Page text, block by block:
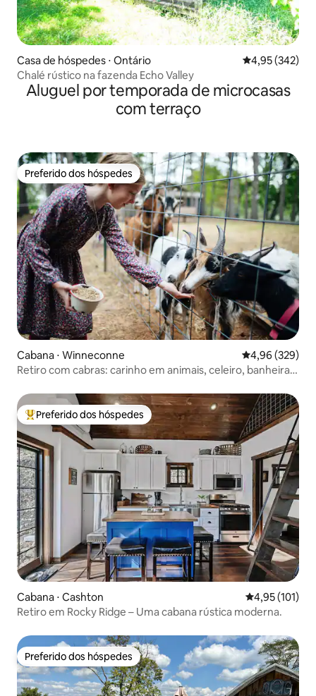
Casa de hóspedes ⋅ Ontário 4,95 de uma
4,95 (342)
Chalé rústico na fazenda Echo Valley
Aluguel por temporada de microcasas
com terraço
Preferido dos hóspedes
Preferido dos hóspedes
Cabana ⋅ Winneconne 4,96 de uma
4,96 (329)
Retiro com cabras: carinho em animais, celeiro, banheira
Entre os melhores preferidos dos hóspedes
Preferido dos hóspedes
Cabana ⋅ Cashton 4,95 de uma
4,95 (101)
Retiro em Rocky Ridge – Uma cabana rústica moderna.
Preferido dos hóspedes
Preferido dos hóspedes